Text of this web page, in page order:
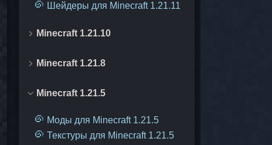
Шейдеры для Minecraft 1.21.11
Minecraft 1.21.10
Minecraft 1.21.8
Minecraft 1.21.5
Моды для Minecraft 1.21.5
Текстуры для Minecraft 1.21.5